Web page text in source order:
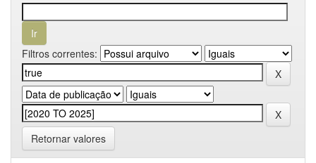
Filtros correntes:
Retornar valores